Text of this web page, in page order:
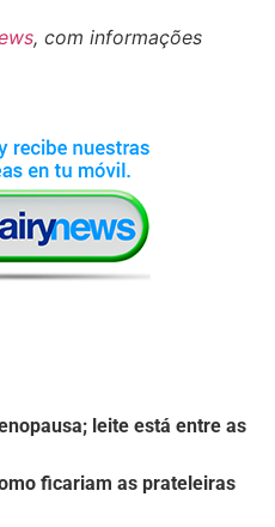
, com informações
leite está entre as
ficariam as prateleiras